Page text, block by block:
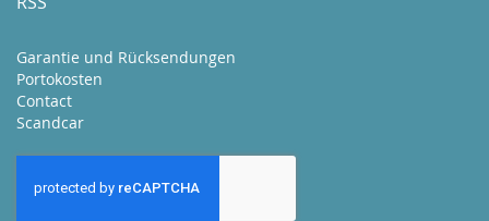
Garantie und Rücksendungen
Portokosten
Contact
Scandcar